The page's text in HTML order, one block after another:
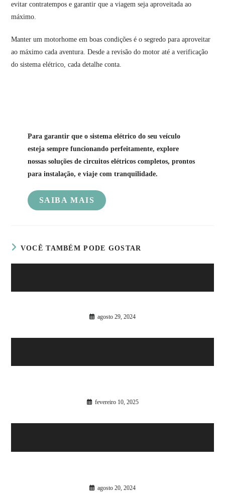
evitar contratempos e garantir que a viagem seja aproveitada ao
máximo.
Manter um motorhome em boas condições é o segredo para aproveitar
ao máximo cada aventura. Desde a revisão do motor até a verificação
do sistema elétrico, cada detalhe conta.
Para garantir que o sistema elétrico do seu veículo
esteja sempre funcionando perfeitamente, explore
nossas soluções de circuitos elétricos completos, prontos
para instalação, e viaje com tranquilidade.
SAIBA MAIS
VOCÊ TAMBÉM PODE GOSTAR
agosto 29, 2024
fevereiro 10, 2025
agosto 20, 2024